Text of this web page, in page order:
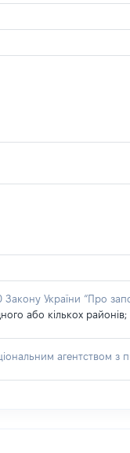
України “Про
або кількох районів;
агентством з